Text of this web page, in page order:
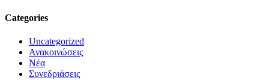
Categories
Uncategorized
Ανακοινώσεις
Νέα
Συνεδριάσεις